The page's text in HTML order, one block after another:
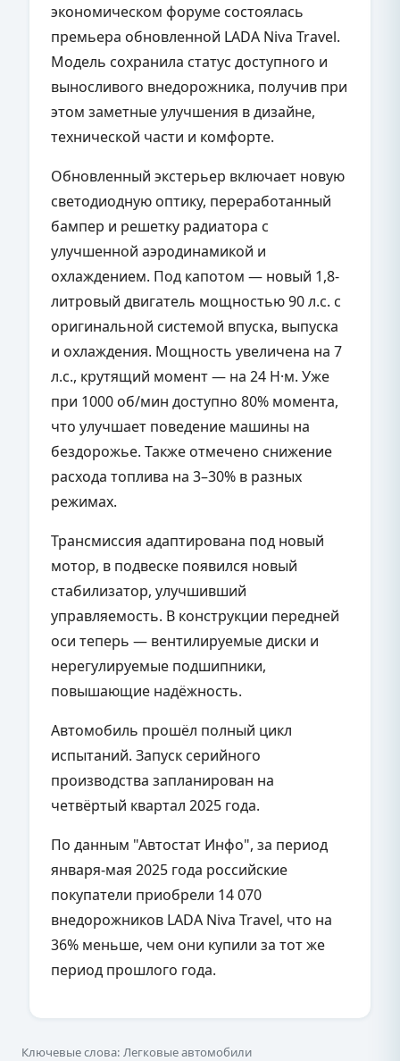
экономическом форуме состоялась
премьера обновленной LADA Niva Travel.
Модель сохранила статус доступного и
выносливого внедорожника, получив при
этом заметные улучшения в дизайне,
технической части и комфорте.
Обновленный экстерьер включает новую
светодиодную оптику, переработанный
бампер и решетку радиатора с
улучшенной аэродинамикой и
охлаждением. Под капотом — новый 1,8-
литровый двигатель мощностью 90 л.с. с
оригинальной системой впуска, выпуска
и охлаждения. Мощность увеличена на 7
л.с., крутящий момент — на 24 Н·м. Уже
при 1000 об/мин доступно 80% момента,
что улучшает поведение машины на
бездорожье. Также отмечено снижение
расхода топлива на 3–30% в разных
режимах.
Трансмиссия адаптирована под новый
мотор, в подвеске появился новый
стабилизатор, улучшивший
управляемость. В конструкции передней
оси теперь — вентилируемые диски и
нерегулируемые подшипники,
повышающие надёжность.
Автомобиль прошёл полный цикл
испытаний. Запуск серийного
производства запланирован на
четвёртый квартал 2025 года.
По данным "Автостат Инфо", за период
января-мая 2025 года российские
покупатели приобрели 14 070
внедорожников LADA Niva Travel, что на
36% меньше, чем они купили за тот же
период прошлого года.
Ключевые слова: Легковые автомобили